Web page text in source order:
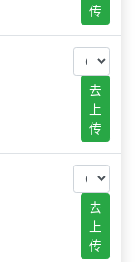
传
去
上
传
去
上
传